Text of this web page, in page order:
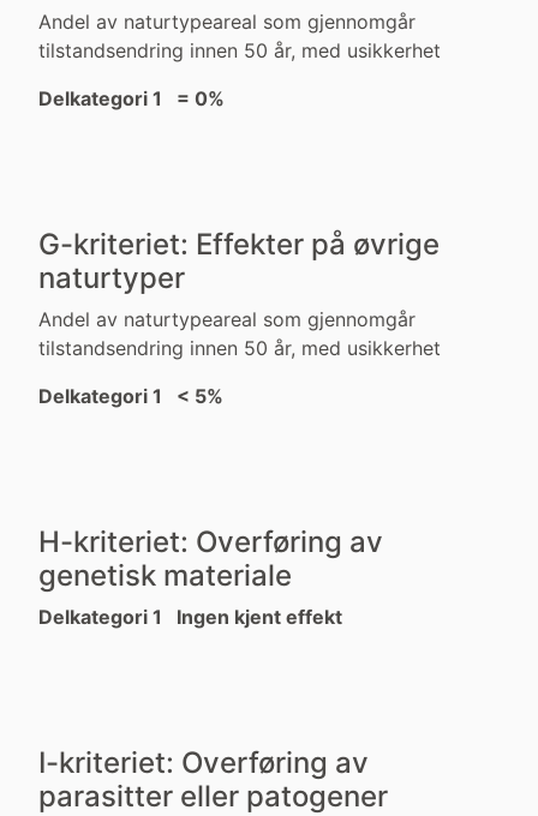
Andel av naturtypeareal som gjennomgår
tilstandsendring innen 50 år, med usikkerhet
Delkategori 1 = 0%
G-kriteriet: Effekter på øvrige
naturtyper
Andel av naturtypeareal som gjennomgår
tilstandsendring innen 50 år, med usikkerhet
Delkategori 1 < 5%
H-kriteriet: Overføring av
genetisk materiale
Delkategori 1 Ingen kjent effekt
I-kriteriet: Overføring av
parasitter eller patogener